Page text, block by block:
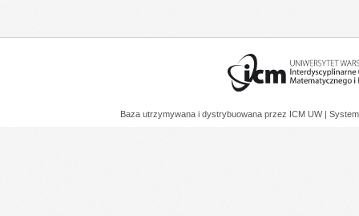
Baza utrzymywana i dystrybuowana przez ICM UW |